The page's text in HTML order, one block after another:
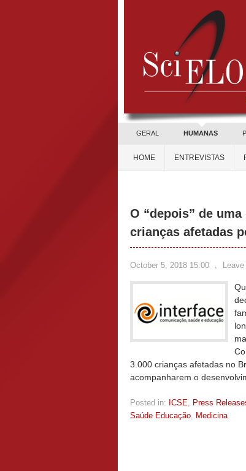
GERAL HUMANAS
HOME ENTREVISTAS
O “depois” de
crianças afetadas
October 5, 2018 15:00 ,
3.000 crianças afetadas no
acompanharem o
Posted in: ICSE, Press
Saúde Educação, Medicina